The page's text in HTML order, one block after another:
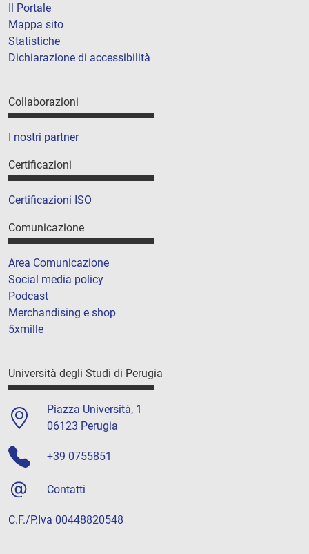
Il Portale
Mappa sito
Statistiche
Dichiarazione di accessibilità
Collaborazioni
I nostri partner
Certificazioni
Certificazioni ISO
Comunicazione
Area Comunicazione
Social media policy
Podcast
Merchandising e shop
5xmille
Università degli Studi di Perugia
Piazza Università, 1
06123 Perugia
+39 0755851
Contatti
C.F./P.Iva 00448820548